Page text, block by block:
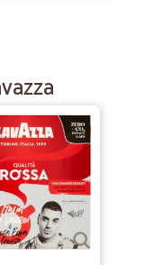
26/02/2021
sono rimasto